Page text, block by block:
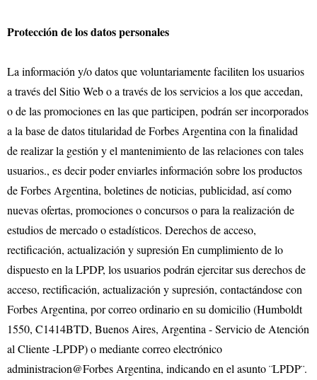
Protección de los datos personales
La información y/o datos que voluntariamente faciliten los usuarios
a través del Sitio Web o a través de los servicios a los que accedan,
o de las promociones en las que participen, podrán ser incorporados
a la base de datos titularidad de Forbes Argentina con la finalidad
de realizar la gestión y el mantenimiento de las relaciones con tales
usuarios., es decir poder enviarles información sobre los productos
de Forbes Argentina, boletines de noticias, publicidad, así como
nuevas ofertas, promociones o concursos o para la realización de
estudios de mercado o estadísticos. Derechos de acceso,
rectificación, actualización y supresión En cumplimiento de lo
dispuesto en la LPDP, los usuarios podrán ejercitar sus derechos de
acceso, rectificación, actualización y supresión, contactándose con
Forbes Argentina, por correo ordinario en su domicilio (Humboldt
1550, C1414BTD, Buenos Aires, Argentina - Servicio de Atención
al Cliente -LPDP) o mediante correo electrónico
administracion@Forbes Argentina, indicando en el asunto ¨LPDP¨.